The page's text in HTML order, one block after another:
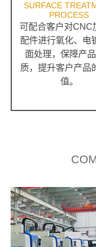
SURFACE
PROCESS
可配合客户对CNC
配件进行氧化、电
面处理，保障产
质，提升客户产品
值。